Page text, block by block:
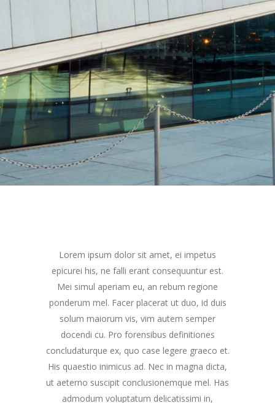
Lorem ipsum dolor sit amet, ei impetus
epicurei his, ne falli erant consequuntur est.
Mei simul aperiam eu, an rebum regione
ponderum mel. Facer placerat ut duo, id duis
solum maiorum vis, vim autem semper
docendi cu. Pro forensibus definitiones
concludaturque ex, quo case legere graeco et.
His quaestio inimicus ad. Nec in magna dicta,
ut aeterno suscipit conclusionemque mel. Has
admodum voluptatum delicatissimi in,